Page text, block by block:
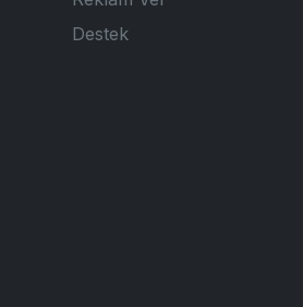
Destek